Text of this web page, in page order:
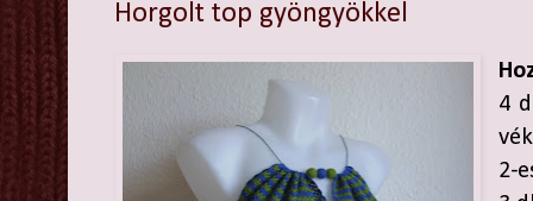
Horgolt top gyöngyökkel
4
2-